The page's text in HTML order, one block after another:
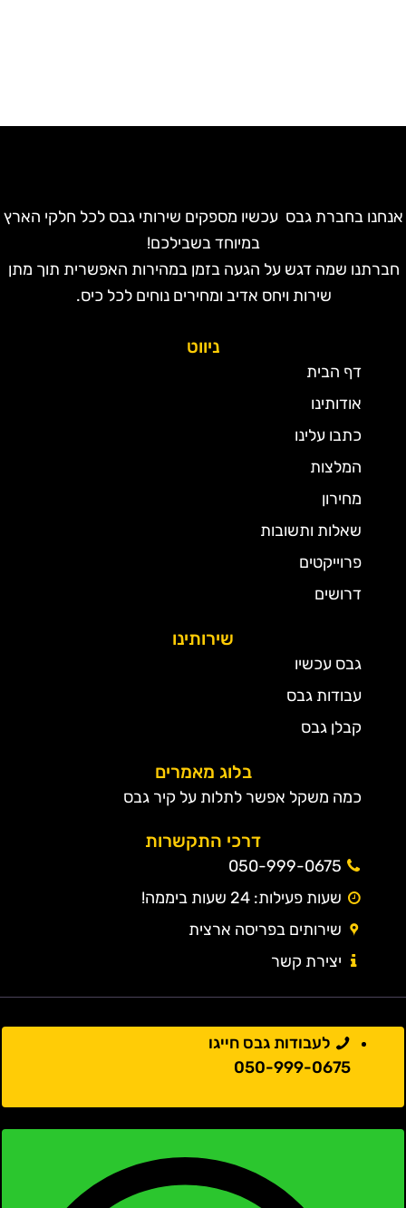
בחברת גבס עכשיו מספקים שירותי גבס לכל חלקי הארץ
במיוחד בשבילכם!
חברתנו שמה דגש על הגעה בזמן במהירות האפשרית תוך מתן
שירות ויחס אדיב ומחירים נוחים לכל כיס.
ניווט
דף הבית
אודותינו
כתבו עלינו
המלצות
מחירון
שאלות ותשובות
פרוייקטים
דרושים
שירותינו
גבס עכשיו
עבודות גבס
קבלן גבס
בלוג מאמרים
כמה משקל אפשר לתלות על קיר גבס
דרכי התקשרות
050-999-0675
שעות פעילות: 24 שעות ביממה!
שירותים בפריסה ארצית
יצירת קשר
לעבודות גבס חייגו
050-999-0675